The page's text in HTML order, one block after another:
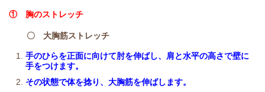
① 胸のストレッチ
〇 大胸筋ストレッチ
手のひらを正面に向けて肘を伸ばし、肩と水平の高さで壁に
手をつけます。
その状態で体を捻り、大胸筋を伸ばします。